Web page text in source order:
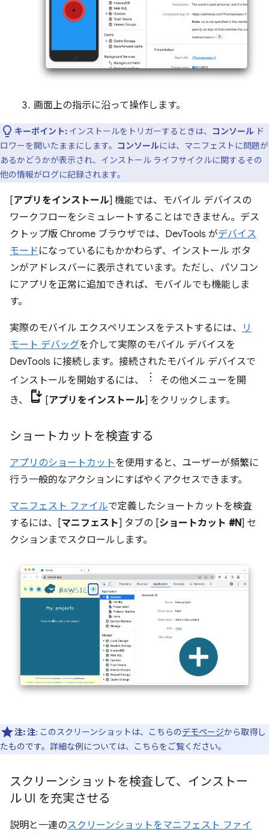
画面上の指示に沿って操作します。
キーポイント: インストールをトリガーするときは、 コンソール ド
ロワーを開いたままにします。 コンソールには、マニフェストに問題が
あるかどうかが表示され、インストール ライフサイクルに関するその
他の情報がログに記録されます。
[アプリをインストール] 機能では、モバイル デバイスの
ワークフローをシミュレートすることはできません。デス
クトップ版 Chrome ブラウザでは、DevTools がデバイス
モード になっているにもかかわらず、インストール ボタ
ンがアドレスバーに表示されています。ただし、パソコン
にアプリを正常に追加できれば、モバイルでも機能しま
す。
実際のモバイル エクスペリエンスをテストするには、
リ
モート デバッグを介して実際のモバイル デバイスを
DevTools に接続します。接続されたモバイル デバイスで
インストールを開始するには、
その他メニューを開
き、
[アプリをインストール] をクリックします。
ショートカットを検査する
アプリのショートカットを使用すると、ユーザーが頻繁に
行う一般的なアクションにすばやくアクセスできます。
マニフェスト ファイルで定義したショートカットを検査
するには、[マニフェスト] タブの [ショートカット #N] セ
クションまでスクロールします。
注:注: このスクリーンショットは、こちらのデモページから取得し
たものです。詳細な例については、こちらをご覧ください。
スクリーンショットを検査して、インストー
ル UI を充実させる
説明と一連のスクリーンショットをマニフェスト ファイ